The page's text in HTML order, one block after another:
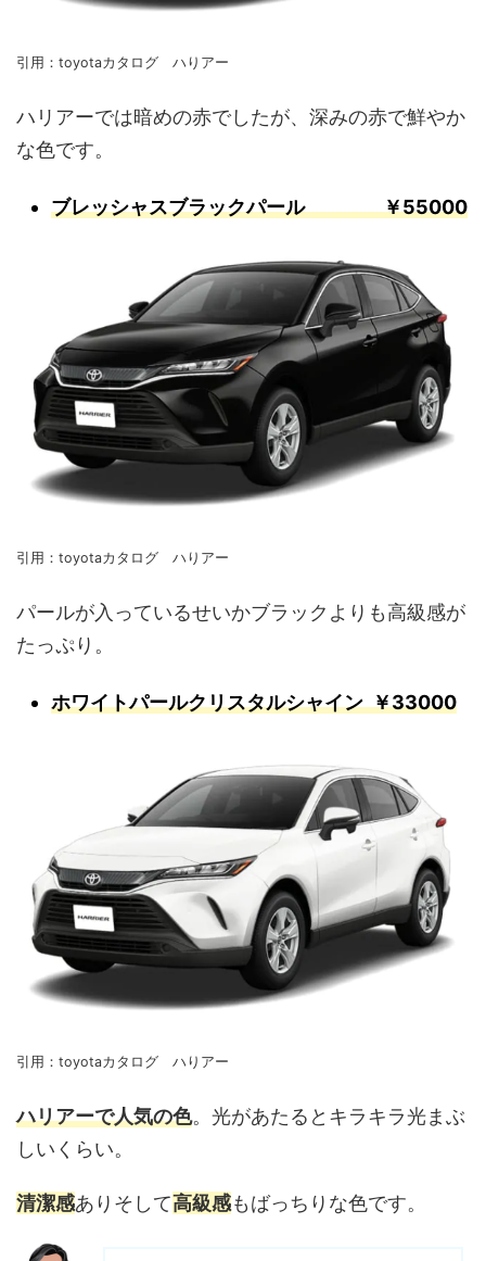
引用：toyotaカタログ ハりアー
ハリアーでは暗めの赤でしたが、深みの赤で鮮やか
な色です。
ブレッシャスブラックパール ￥55000
引用：toyotaカタログ ハりアー
パールが入っているせいかブラックよりも高級感が
たっぷり。
ホワイトパールクリスタルシャイン ￥33000
引用：toyotaカタログ ハりアー
ハリアーで人気の色。光があたるとキラキラ光まぶ
しいくらい。
清潔感ありそして高級感もばっちりな色です。